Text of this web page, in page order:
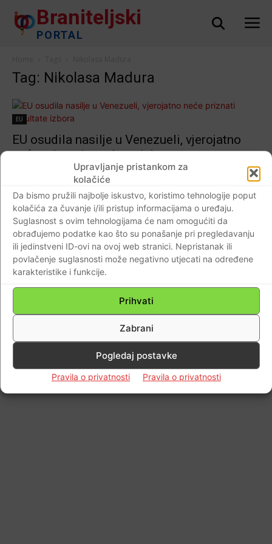
Upravljanje pristankom za
kolačiće
Da bismo pružili najbolje iskustvo, koristimo tehnologije poput
kolačića za čuvanje i/ili pristup informacijama o uređaju.
Suglasnost s ovim tehnologijama će nam omogućiti da
obrađujemo podatke kao što su ponašanje pri pregledavanju
ili jedinstveni ID-ovi na ovoj web stranici. Nepristanak ili
povlačenje suglasnosti može negativno utjecati na određene
karakteristike i funkcije.
Prihvati
Zabrani
Pogledaj postavke
Pravila o privatnosti Pravila o privatnosti
Braniteljski
PORTAL
Tag: Nikolasa Madura
EU
EU osudila nasilje u Venezueli, vjerojatno
neće priznati rezultate izbora
Braniteljski portal - 31.07.2017 0
Impressum Kontaktirajte nas Pravila o privatnosti
© Newspaper WordPress Theme by TagDiv